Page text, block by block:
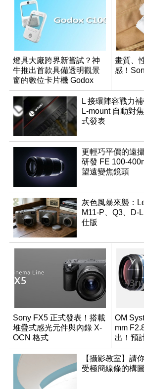
燈具大廠跨界新嘗試？神
牛推出首款具備透明觀景
窗的數位卡片機 Godox
C100
畫質、
感！
L 接環陣容戰力
L-mount 自動對
式發表
更輕巧平價的遠
研發 FE 100-
望遠變焦鏡頭
灰色風暴來襲：
M11-P、Q3、D-
仕版
Sony FX5 正式發表！搭載
堆疊式感光元件與內錄 X-
OCN 格式
OM
mm
出！預
表
【攝影教室】請
受極簡線條的構